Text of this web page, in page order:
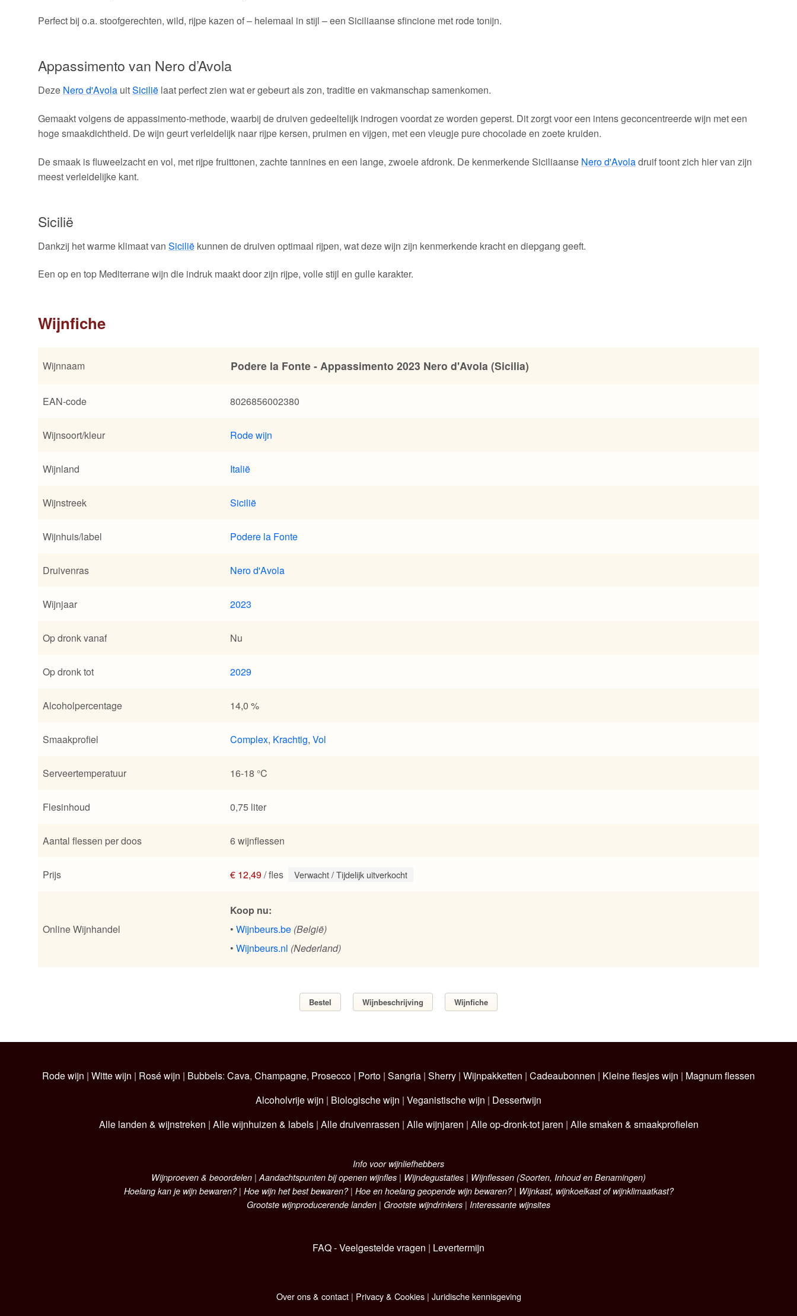
Perfect bij o.a. stoofgerechten, wild, rijpe kazen of – helemaal in stijl – een Siciliaanse sfincione met rode tonijn.
Appassimento van Nero d’Avola
Deze Nero d'Avola uitSicilië laat perfect zien wat er gebeurt als zon, traditie en vakmanschap samenkomen.
Gemaakt volgens de appassimento-methode, waarbij de druiven gedeeltelijk indrogen voordat ze worden geperst. Dit zorgt voor een intens geconcentreerde wijn met een
hoge smaakdichtheid. De wijn geurt verleidelijk naar rijpe kersen, pruimen en vijgen, met een vleugje pure chocolade en zoete kruiden.
De smaak is fluweelzacht en vol, met rijpe fruittonen, zachte tannines en een lange, zwoele afdronk. De kenmerkende Siciliaanse Nero d'Avoladruif toont zich hier van zijn
meest verleidelijke kant.
Sicilië
Dankzij het warme klimaat van Sicilië kunnen de druiven optimaal rijpen, wat deze wijn zijn kenmerkende kracht en diepgang geeft.
Een op en top Mediterrane wijn die indruk maakt door zijn rijpe, volle stijl en gulle karakter.
Wijnfiche
Wijnnaam Podere la Fonte - Appassimento 2023 Nero d'Avola (Sicilia)
EAN-code 8026856002380
Wijnsoort/kleur Rode wijn
Wijnland Italië
Wijnstreek Sicilië
Wijnhuis/label Podere la Fonte
Druivenras Nero d'Avola
Wijnjaar 2023
Op dronk vanaf Nu
Op dronk tot 2029
Alcoholpercentage 14,0 %
Smaakprofiel Complex, Krachtig, Vol
Serveertemperatuur 16-18 °C
Flesinhoud 0,75 liter
Aantal flessen per doos 6 wijnflessen
Prijs € 12,49/ fles Verwacht / Tijdelijk uitverkocht
Online Wijnhandel
Koop nu:
• Wijnbeurs.be (België)
• Wijnbeurs.nl (Nederland)
Bestel Wijnbeschrijving Wijnfiche
Rode wijn | Witte wijn | Rosé wijn | Bubbels: Cava, Champagne, Prosecco | Porto | Sangria | Sherry | Wijnpakketten | Cadeaubonnen | Kleine flesjes wijn | Magnum flessen
Alcoholvrije wijn | Biologische wijn | Veganistische wijn | Dessertwijn
Alle landen & wijnstreken | Alle wijnhuizen & labels| Alle druivenrassen | Alle wijnjaren | Alle op-dronk-tot jaren | Alle smaken & smaakprofielen
Info voor wijnliefhebbers
Wijnproeven & beoordelen |Aandachtspunten bij openen wijnfles | Wijndegustaties | Wijnflessen (Soorten, Inhoud en Benamingen)
Hoelang kan je wijn bewaren?| Hoe wijn het best bewaren?| Hoe en hoelang geopende wijn bewaren?| Wijnkast, wijnkoelkast of wijnklimaatkast?
Grootste wijnproducerende landen | Grootste wijndrinkers | Interessante wijnsites
FAQ - Veelgestelde vragen | Levertermijn
Over ons & contact| Privacy & Cookies| Juridische kennisgeving